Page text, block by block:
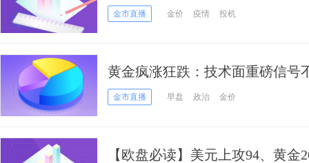
一轮财政刺激政策
金市直播 金价 疫情 投机
黄金疯涨狂跌：技术面重磅信号
多：顶级投行高盛最新宣布上调
金市直播 早盘 政治 金价
【欧盘必读】美元上攻94、黄金